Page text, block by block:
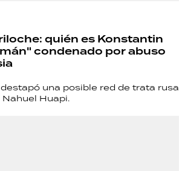
quién es Konstantin
condenado por abuso
una posible red de trata rusa
Huapi.